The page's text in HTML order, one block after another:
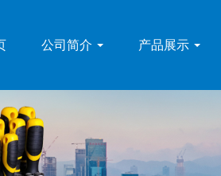
公司简介 产品展示